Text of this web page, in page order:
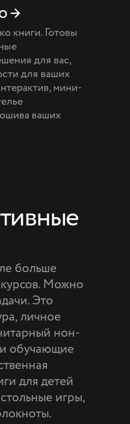
книги. Готовы
для вас,
для ваших
мини-
ваших
→
больше
Можно
Это
личное
нон-
обучающие
для детей
игры,